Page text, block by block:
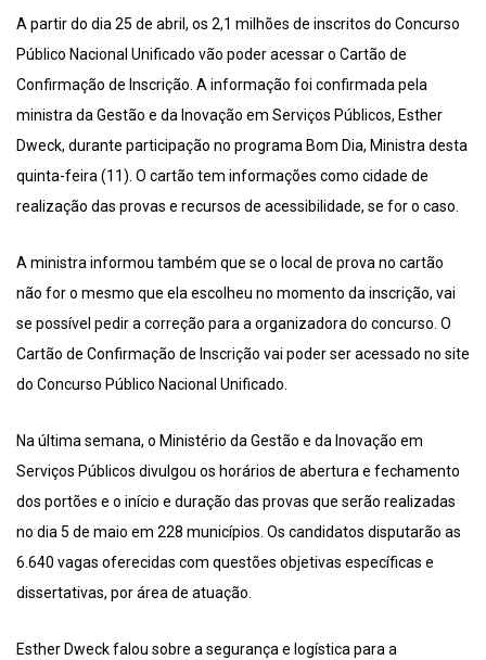
A partir do dia 25 de abril, os 2,1 milhões de inscritos do Concurso
Público Nacional Unificado vão poder acessar o Cartão de
Confirmação de Inscrição. A informação foi confirmada pela
ministra da Gestão e da Inovação em Serviços Públicos, Esther
Dweck, durante participação no programa Bom Dia, Ministra desta
quinta-feira (11). O cartão tem informações como cidade de
realização das provas e recursos de acessibilidade, se for o caso.
A ministra informou também que se o local de prova no cartão
não for o mesmo que ela escolheu no momento da inscrição, vai
se possível pedir a correção para a organizadora do concurso. O
Cartão de Confirmação de Inscrição vai poder ser acessado no site
do Concurso Público Nacional Unificado.
Na última semana, o Ministério da Gestão e da Inovação em
Serviços Públicos divulgou os horários de abertura e fechamento
dos portões e o início e duração das provas que serão realizadas
no dia 5 de maio em 228 municípios. Os candidatos disputarão as
6.640 vagas oferecidas com questões objetivas específicas e
dissertativas, por área de atuação.
Esther Dweck falou sobre a segurança e logística para a